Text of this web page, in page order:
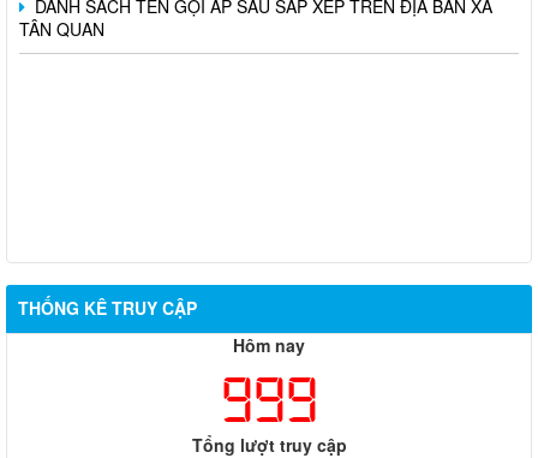
TÂN QUAN
THỐNG KÊ TRUY CẬP
Hôm nay
999
Tổng lượt truy cập